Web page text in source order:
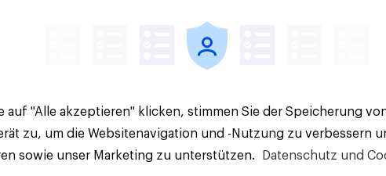
auf "Alle akzeptieren" klicken, stimmen Sie der Speicherung
zu, um die Websitenavigation und -Nutzung zu verbessern
sowie unser Marketing zu unterstützen.
Datenschutz und